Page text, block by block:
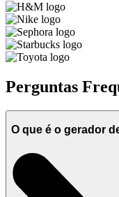
Perguntas
O que é o gerador